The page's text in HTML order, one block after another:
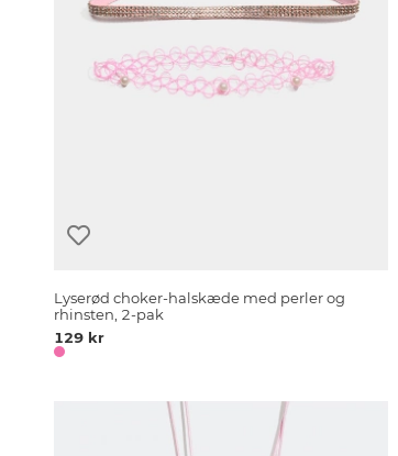
Lyserød choker-halskæde med perler og
rhinsten, 2-pak
129 kr